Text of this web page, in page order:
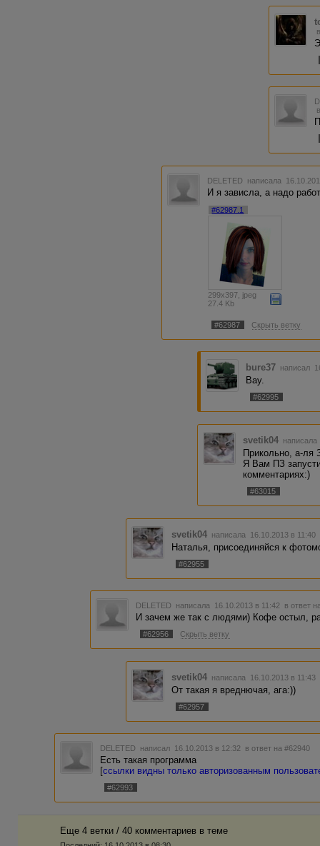
DELETED написала
И я зависла, а надо
#62987.1
299x397, jpeg
27.4 Kb
#62987 Скрыть ветку
bure37 написал
Вау.
#62995
svetik04
Прикольно, а-ля
Я Вам ПЗ
комментариях:)
#63015
svetik04 написала 16.10.2013 в 11:40
Наталья, присоединяйся к
#62955
DELETED написала 16.10.2013 в 11:42 в ответ
И зачем же так с людями) Кофе остыл,
#62956 Скрыть ветку
svetik04 написала 16.10.2013 в 11:43
От такая я вреднючая, ага:))
#62957
DELETED написал 16.10.2013 в 12:32 в ответ на #62940
Есть такая программа
[ссылки видны только авторизованным
#62993
Еще 4 ветки / 40 комментариев в темe